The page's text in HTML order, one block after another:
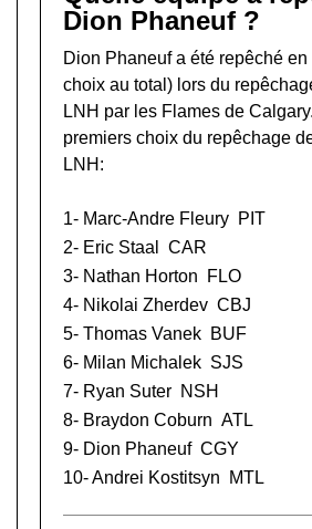
Dion Phaneuf ?
Dion Phaneuf a été repêché
choix au total) lors du
LNH par les Flames de
premiers choix du repêchage
LNH:
1- Marc-Andre Fleury PIT
2- Eric Staal
CAR
3- Nathan Horton
FLO
4- Nikolai Zherdev CBJ
5- Thomas Vanek BUF
6- Milan Michalek SJS
7- Ryan Suter NSH
8- Braydon Coburn ATL
9- Dion Phaneuf CGY
10-Andrei Kostitsyn MTL